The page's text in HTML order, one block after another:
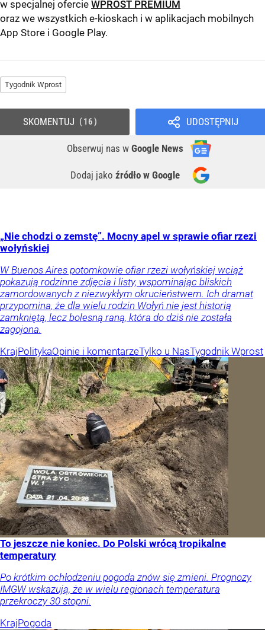
w specjalnej ofercie WPROST PREMIUM
oraz we wszystkich e-kioskach i w aplikacjach mobilnych
App Store i Google Play.
Tygodnik Wprost
UDOSTĘPNIJ
Obserwuj nas w Google News
Dodaj jako źródło w Google
SKOMENTUJ 16
„Nie chodzi o zemstę”. Mocny apel w sprawie ofiar rzezi
wołyńskiej
W Buenos Aires potomkowie ofiar rzezi wołyńskiej wciąż
pokazują rodzinne zdjęcia i listy, wspominając bliskich
zamordowanych z niezwykłym okrucieństwem. Ich dramat
przypomina, że dla wielu rodzin Wołyń nie jest historią
zamkniętą, lecz bolesną raną, która do dziś nie została
zagojona.
KrajPolitykaOpinie i komentarzeTylko u NasTygodnik Wprost
To jeszcze nie koniec. Do Polski wrócą tropikalne
temperatury
Po krótkim ochłodzeniu pogoda znów się zmieni. Prognozy
IMGW wskazują, że w wielu regionach temperatura
przekroczy 30 stopni.
KrajPogoda